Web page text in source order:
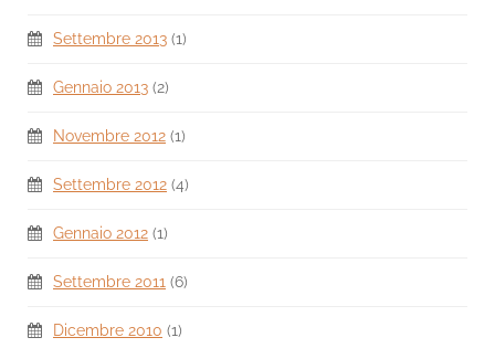
Settembre 2013 (1)
Gennaio 2013 (2)
Novembre 2012 (1)
Settembre 2012 (4)
Gennaio 2012 (1)
Settembre 2011 (6)
Dicembre 2010 (1)